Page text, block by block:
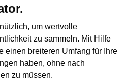
um wertvolle
zu sammeln. Mit Hilfe
einen breiteren Umfang für Ihre
haben, ohne nach
zu müssen.